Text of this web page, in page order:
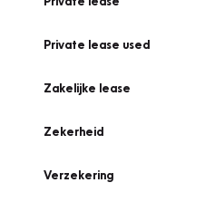
Private lease used
Zakelijke lease
Zekerheid
Verzekering